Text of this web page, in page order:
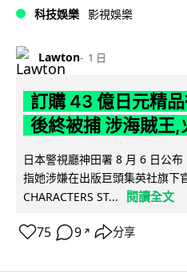
科技娛樂 影視娛樂
Lawton 1 日
訂購 43 億日元精
後終被捕 涉海賊王,
日本警視廳神田署 8 月 6 日公
指她涉嫌在出版巨頭集英社旗下
CHARACTERS ST...
閱讀全文
75 9 ↗ 分享